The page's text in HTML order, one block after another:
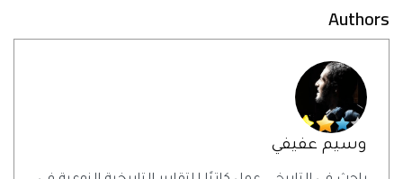
Authors
وسيم عفيفي